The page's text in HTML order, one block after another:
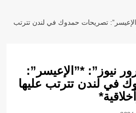
تصريحات حمدوك في لندن تترتب
نيوز”: *”الإعيسر”:
في لندن تترتب عليها